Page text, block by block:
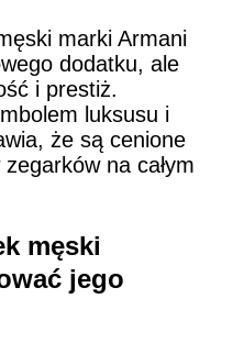
marki Armani
dodatku, ale
i prestiż.
luksusu i
że są cenione
na całym
męski
jego